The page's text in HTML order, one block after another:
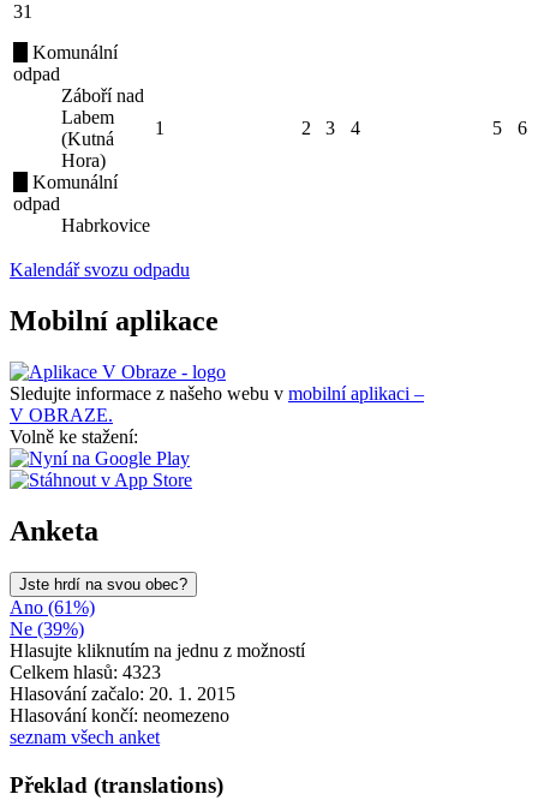
31
Komunální
odpad
Záboří nad
Labem
(Kutná
Hora)
Komunální
odpad
Habrkovice
1 2 3 4 5 6
Kalendář svozu odpadu
Mobilní aplikace
Sledujte informace z našeho webu v mobilní aplikaci –
V OBRAZE.
Volně ke stažení:
Anketa
Jste hrdí na svou obec?
Ano (61%)
Ne (39%)
Hlasujte kliknutím na jednu z možností
Celkem hlasů: 4323
Hlasování začalo: 20. 1. 2015
Hlasování končí: neomezeno
seznam všech anket
Překlad (translations)